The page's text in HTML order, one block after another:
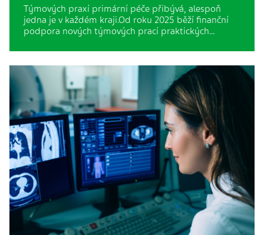
Týmových praxí primární péče přibývá, alespoň
jedna je v každém kraji.Od roku 2025 běží finanční
podpora nových týmových prací praktických…